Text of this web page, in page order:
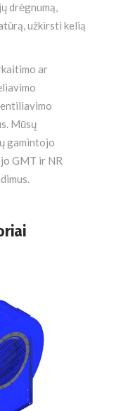
drėgnumą,
užkirsti kelią
ar
Mūsų
gamintojo
GMT ir NR